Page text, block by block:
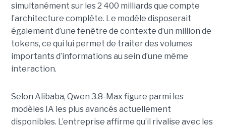
simultanément sur les 2 400 milliards que compte
l’architecture complète. Le modèle disposerait
également d’une fenêtre de contexte d’un million de
tokens, ce qui lui permet de traiter des volumes
importants d’informations au sein d’une même
interaction.
Selon Alibaba, Qwen 3.8-Max figure parmi les
modèles IA les plus avancés actuellement
disponibles. L’entreprise affirme qu’il rivalise avec les